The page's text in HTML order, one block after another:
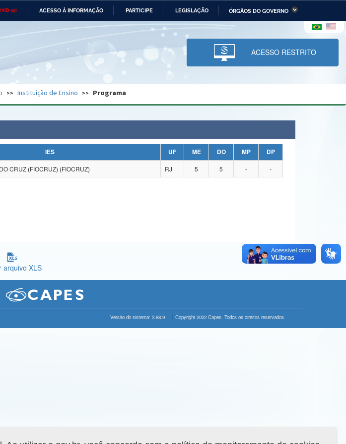
19) ACESSO À INFORMAÇÃO PARTICIPE LEGISLAÇÃO ÓRGÃOS DO GOVERNO
Ministério das Relações Ministério da Economia Ministério da Infraestrutura
Ministério da Ciência,
Tecnologia, Inovações e
Comunicações
e dos Direitos Humanos
Banco Central do Brasil Planalto
ACESSO RESTRITO
Instituição de Ensino Programa
IES UF ME DO MP
DP
CRUZ (FIOCRUZ) (FIOCRUZ) RJ 5 5 - -
arquivo XLS
Versão do sistema: 3.88.9 Copyright 2022 Capes. Todos os direitos reservados.